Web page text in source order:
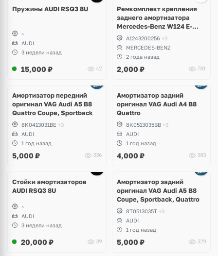
Пружины AUDI RSQ3 8U
~
AUDI
3 недели назад
15,000 ₽ 42
Ремкомплект крепления
заднего амортизатора
Mercedes-Benz W124 E-
Klass, W201 190, W129 SL
A1243200256 +3
MERCEDES-BENZ
2 года назад
2,000 ₽ 781
Амортизатор передний
оригинал VAG Audi A5 B8
Quattro Coupe, Sportback
8K0413031BE +3
AUDI
1 год назад
5,000 ₽ 336
Амортизатор задний
оригинал VAG Audi A4 B8
Quattro
8K0513035BB +3
AUDI
1 год назад
4,000 ₽ 383
Стойки амортизаторов
AUDI RSQ3 8U
~
AUDI
3 недели назад
20,000 ₽ 39
Амортизатор задний
оригинал VAG Audi A5 B8
Coupe, Sportback, Quattro
8T0513035T +3
AUDI
1 год назад
5,000 ₽ 329